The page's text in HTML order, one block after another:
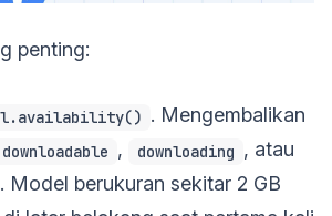
penting:
. Mengembalikan
downloadable , downloading , atau
. Model berukuran sekitar 2 GB